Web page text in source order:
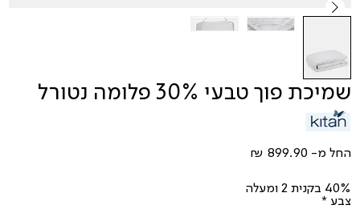
שמיכת פוך טבעי 30% פלומה נטורל
החל מ-
40% בקנית 2 ומעלה
צבע *